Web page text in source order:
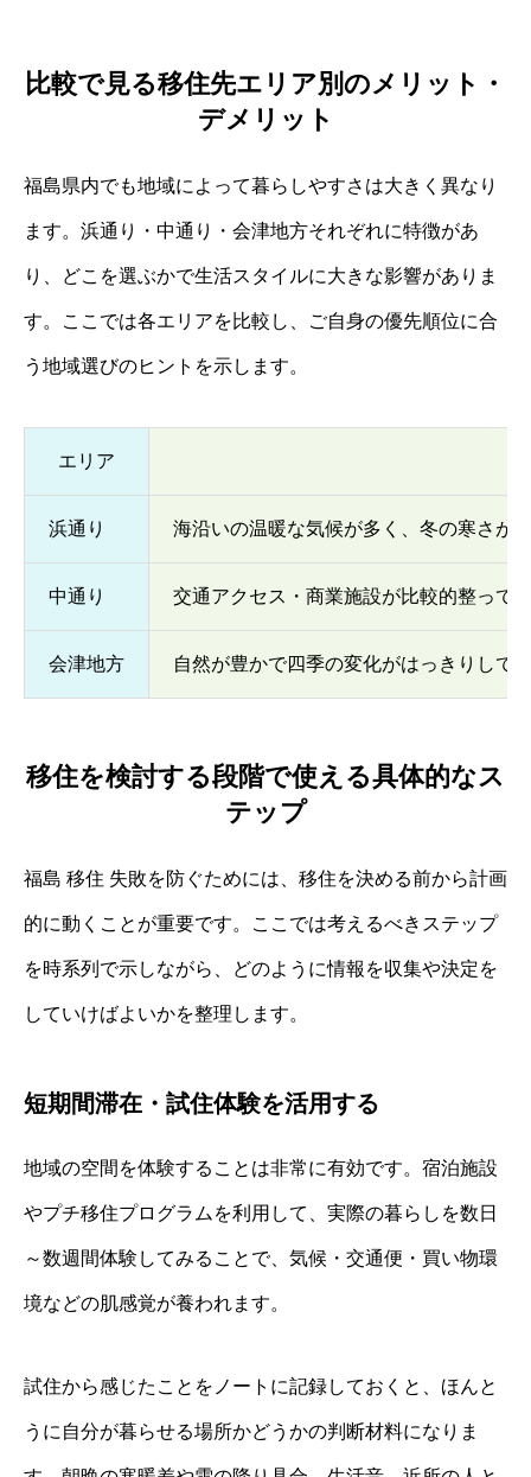
比較で見る移住先エリア別のメリット・
デメリット
福島県内でも地域によって暮らしやすさは大きく異なり
ます。浜通り・中通り・会津地方それぞれに特徴があ
り、どこを選ぶかで生活スタイルに大きな影響がありま
す。ここでは各エリアを比較し、ご自身の優先順位に合
う地域選びのヒントを示します。
エリア
浜通り 海沿いの温暖な気候が多く、冬の寒さが
中通り 交通アクセス・商業施設が比較的整って
会津地方 自然が豊かで四季の変化がはっきりして
移住を検討する段階で使える具体的なス
テップ
福島 移住 失敗を防ぐためには、移住を決める前から計画
的に動くことが重要です。ここでは考えるべきステップ
を時系列で示しながら、どのように情報を収集や決定を
していけばよいかを整理します。
短期間滞在・試住体験を活用する
地域の空間を体験することは非常に有効です。宿泊施設
やプチ移住プログラムを利用して、実際の暮らしを数日
～数週間体験してみることで、気候・交通便・買い物環
境などの肌感覚が養われます。
試住から感じたことをノートに記録しておくと、ほんと
うに自分が暮らせる場所かどうかの判断材料になりま